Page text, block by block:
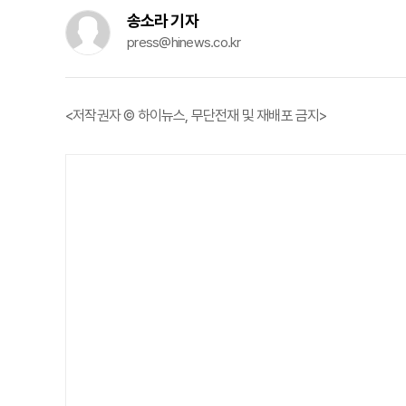
송소라 기자
press@hinews.co.kr
<저작권자 © 하이뉴스, 무단전재 및 재배포 금지>